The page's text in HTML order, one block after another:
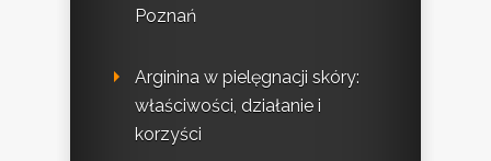
Poznań
Arginina w pielęgnacji skóry:
właściwości, działanie i
korzyści